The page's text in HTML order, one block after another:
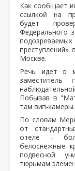
Как сообщает
ссылкой на
будет
Федерального
Москве.
Речь идет о
заместитель
Побывав в
там вип-камеры.
По словам
от
отеле -
белоснежные
подвесной
тюрьмам